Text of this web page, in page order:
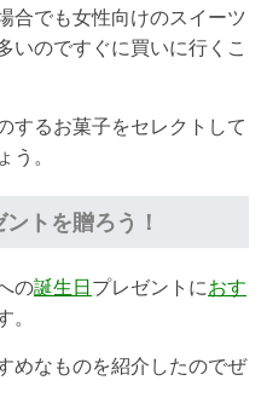
合でも女性向けのスイーツ
いのですぐに買いに行くこ
するお菓子をセレクトして
う。
トを贈ろう！
の誕生日 プレゼントにおす
。
めなものを紹介したのでぜ